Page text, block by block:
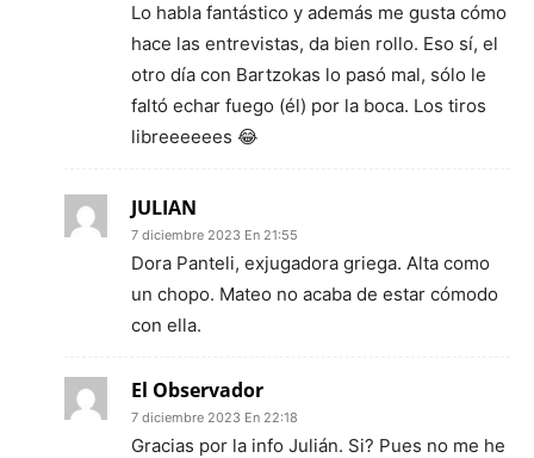
Lo habla fantástico y además me gusta cómo
hace las entrevistas, da bien rollo. Eso sí, el
otro día con Bartzokas lo pasó mal, sólo le
faltó echar fuego (él) por la boca. Los tiros
libreeeeees 😂
JULIAN
7 diciembre 2023 En 21:55
Dora Panteli, exjugadora griega. Alta como
un chopo. Mateo no acaba de estar cómodo
con ella.
El Observador
7 diciembre 2023 En 22:18
Gracias por la info Julián. Si? Pues no me he